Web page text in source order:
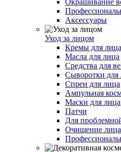
Окрашивание
Аксессуары
Уход за лицом
Кремы для лица
Масла для лица
Средства для
Сыворотки для
Спреи для лица
Ампульная
Маски для лица
Патчи
Для
Очищение лица